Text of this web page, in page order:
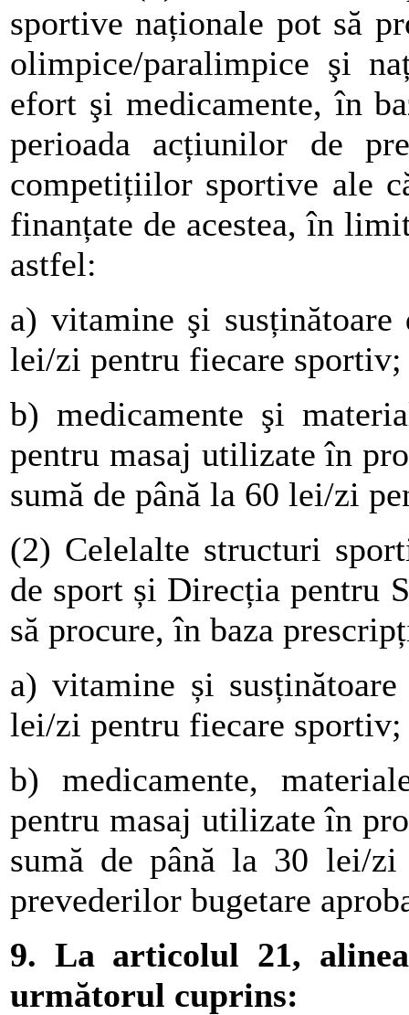
sportive naționale pot să
olimpice/paralimpice şi
efort şi medicamente, în
perioada acțiunilor de
competițiilor sportive ale
finanțate de acestea, în
astfel:
a) vitamine şi
lei/zi pentru fiecare sportiv;
b) medicamente şi
pentru masaj utilizate în
sumă de până la 60 lei/zi
(2) Celelalte structuri
de sport și Direcția pentru
să procure, în baza
a) vitamine și
lei/zi pentru fiecare sportiv;
b) medicamente,
pentru masaj utilizate în
sumă de până la 30 lei/
prevederilor bugetare
9. La articolul 21,
următorul cuprins: